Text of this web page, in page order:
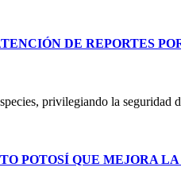
DE REPORTES
privilegiando la
POTOSÍ QUE MEJORA